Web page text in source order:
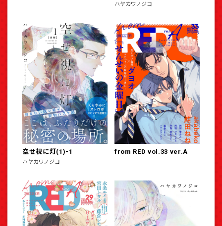
ハヤカワノジコ
空せ視に灯(1)-1
ハヤカワノジコ
from RED vol.33 ver.A